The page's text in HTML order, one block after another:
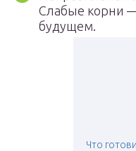
Слабые корни —
будущем.
Что